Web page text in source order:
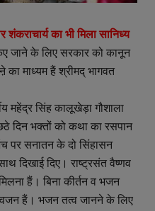
का भी मिला सानिध्य
जाने के लिए सरकार को कानून
का माध्यम हैं श्रीमद् भागवत
महेंद्र सिंह कालूखेड़ा गौशाला
दिन भक्तों को कथा का रसपान
पर सनातन के दो सिंहासन
दिखाई दिए। राष्ट्रसंत वैष्णव
हैं। बिना कीर्तन व भजन
हैं। भजन तत्व जानने के लिए